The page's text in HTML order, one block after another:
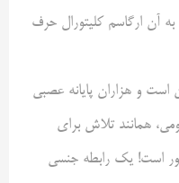
آن ارگاسم کلیتورال حرف
و هزاران پایانه عصبی
همانند تلاش برای
است! یک رابطه جنسی